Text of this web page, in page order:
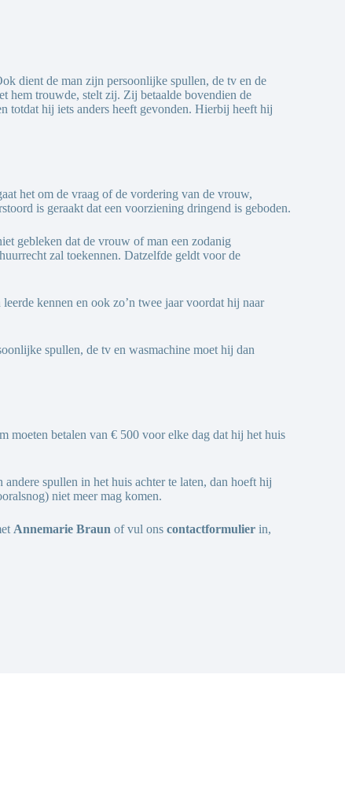
dient de man zijn persoonlijke spullen, de tv en de
hem trouwde, stelt zij. Zij betaalde bovendien de
totdat hij iets anders heeft gevonden. Hierbij heeft hij
het om de vraag of de vordering van de vrouw,
is geraakt dat een voorziening dringend is geboden.
gebleken dat de vrouw of man een zodanig
zal toekennen. Datzelfde geldt voor de
kennen en ook zo’n twee jaar voordat hij naar
spullen, de tv en wasmachine moet hij dan
moeten betalen van € 500 voor elke dag dat hij het huis
spullen in het huis achter te laten, dan hoeft hij
niet meer mag komen.
Annemarie Braun of vul onscontactformulier in,